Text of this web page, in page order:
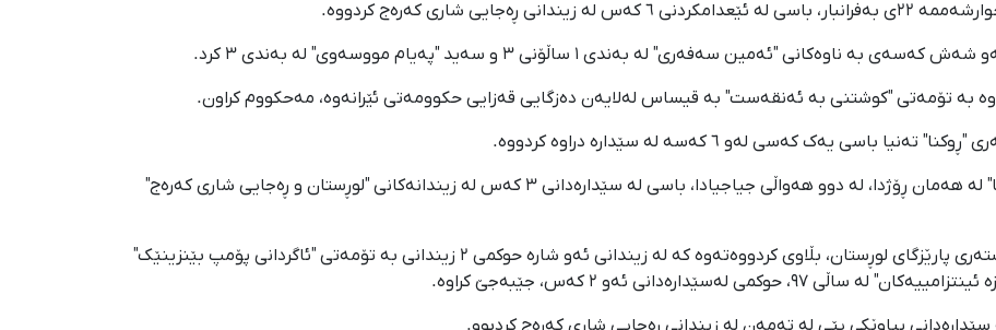
شاری کەرەج کردووە.
"ئەمین سەفەری" لە بەندی ١ ساڵۆنی ٣ و سەید "پەیام مووسەوی" لە بەندی ٣ کرد.
باسی یەک کەسی لەو ٦ کەسە لە سێدارە دراوە کردووە.
لە لایەکی دیکەوە هەواڵدەریی مافی مرۆڤی "هێرانا" لە هەمان ڕۆژدا، لە دوو هەواڵی جیاجیادا، باسی لە سێدارەدانی ٣ کەس لە زیندانەکانی "لوڕستان و ڕەجایی شاری کەرەج"
ئەو هەواڵدەرییە لە زاری بەرپرسی گشتیی دادگوستەری پارێزگای لوڕستان، بڵاوی کردووەتەوە کە لە زیندانی ئەو شارە حوکمی ٢ زیندانی بە تۆمەتی "ئاگردانی پۆمپ بێنزینێک"
لەسێدارەدانی ئەو ٢ کەس، جێبەجێ کراوە.
سێدارەدانی پیاوێکی پێی لە تەمەن لە زیندانی رەجایی شاری کەرەج کردبوو.